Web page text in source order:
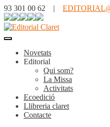
93 301 00 62 |
Novetats
Editorial
Qui som?
La Missa
Activitats
Ecoedició
Llibreria claret
Contacte